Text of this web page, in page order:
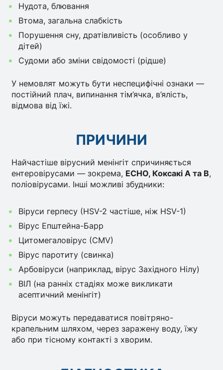
Нудота, блювання
Втома, загальна слабкість
Порушення сну, дратівливість (особливо у
дітей)
Судоми або зміни свідомості (рідше)
У немовлят можуть бути неспецифічні ознаки —
постійний плач, випинання тім’ячка, в’ялість,
відмова від їжі.
ПРИЧИНИ
Найчастіше вірусний менінгіт спричиняється
ентеровірусами — зокрема, ECHO, Коксакі A та B,
поліовірусами. Інші можливі збудники:
Віруси герпесу (HSV-2 частіше, ніж HSV-1)
Вірус Епштейна-Барр
Цитомегаловірус (CMV)
Вірус паротиту (свинка)
Арбовіруси (наприклад, вірус Західного Нілу)
ВІЛ (на ранніх стадіях може викликати
асептичний менінгіт)
Віруси можуть передаватися повітряно-
крапельним шляхом, через заражену воду, їжу
або при тісному контакті з хворим.